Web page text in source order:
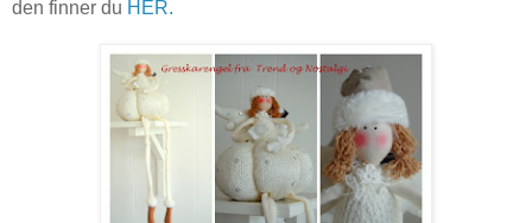
den finner du HER.